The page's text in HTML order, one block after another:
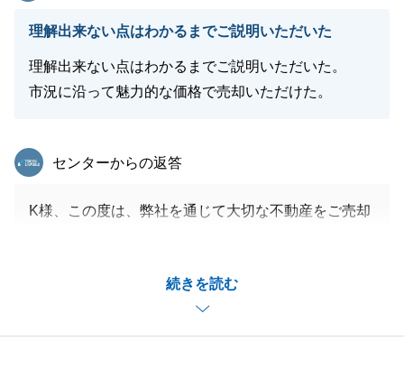
理解出来ない点はわかるまでご説明いただいた
理解出来ない点はわかるまでご説明いただいた。
市況に沿って魅力的な価格で売却いただけた。
続きを読む
東急リバブル
センターからの返答
K様、この度は、弊社を通じて大切な不動産をご売却
だきましたこと重ねて御礼申し上げます。
無事に取引を終えることができて私も大変嬉しく思っ
ております。